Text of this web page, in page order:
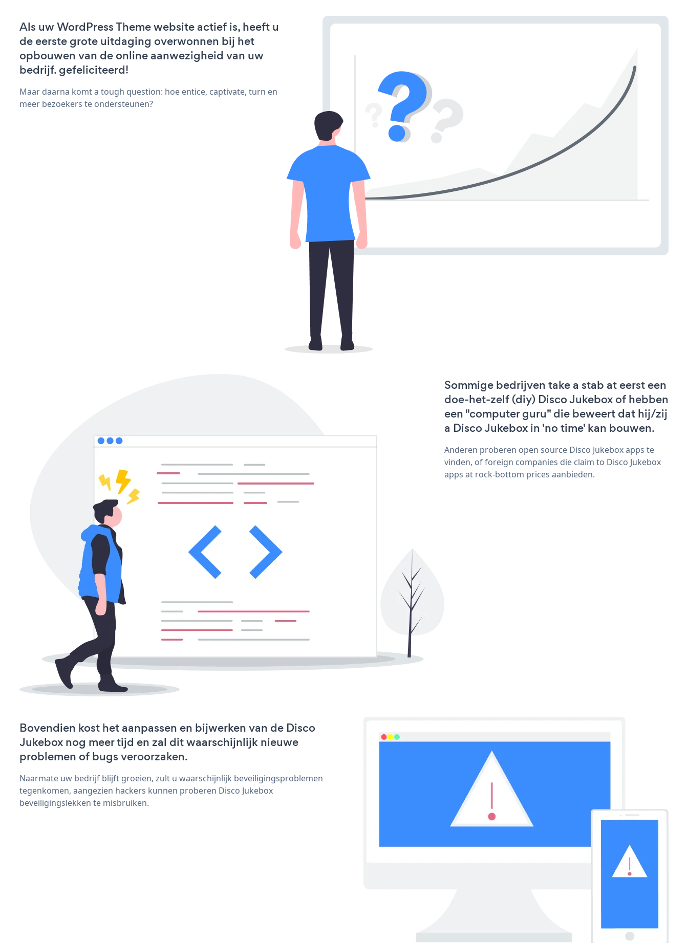
Als uw WordPress Theme website actief is, heeft u
de eerste grote uitdaging overwonnen bij het
opbouwen van de online aanwezigheid van uw
bedrijf. gefeliciteerd!
Maar daarna komt a tough question: hoe entice, captivate, turn en
meer bezoekers te ondersteunen?
Sommige bedrijven take a stab at eerst een
doe-het-zelf (diy) Disco Jukebox of hebben
een "computer guru" die beweert dat hij/zij
a Disco Jukebox in 'no time' kan bouwen.
Anderen proberen open source Disco Jukebox apps te
vinden, of foreign companies die claim to Disco Jukebox
apps at rock-bottom prices aanbieden.
Bovendien kost het aanpassen en bijwerken van de Disco
Jukebox nog meer tijd en zal dit waarschijnlijk nieuwe
problemen of bugs veroorzaken.
Naarmate uw bedrijf blijft groeien, zult u waarschijnlijk beveiligingsproblemen
tegenkomen, aangezien hackers kunnen proberen Disco Jukebox
beveiligingslekken te misbruiken.